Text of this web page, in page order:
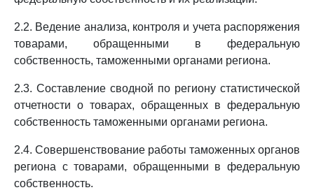
2.2. Ведение анализа, контроля и учета распоряжения
товарами, обращенными в федеральную
собственность, таможенными органами региона.
2.3. Составление сводной по региону статистической
отчетности о товарах, обращенных в федеральную
собственность таможенными органами региона.
2.4. Совершенствование работы таможенных органов
региона с товарами, обращенными в федеральную
собственность.